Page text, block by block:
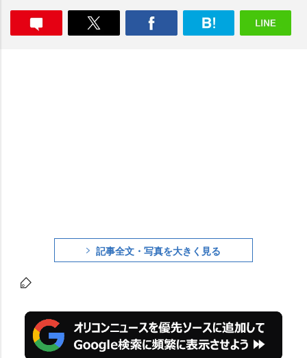
記事全文・写真を大きく見る